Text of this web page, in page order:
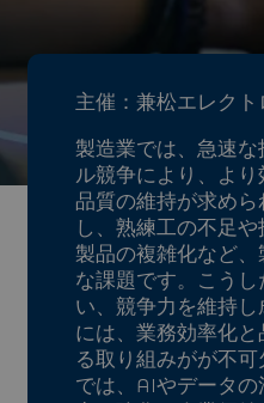
主催：兼松エレク
製造業では、急速
ル競争により、よ
品質の維持が求め
し、熟練工の不足や
製品の複雑化など
な課題です。こう
い、競争力を維持
には、業務効率化
る取り組みがが不
では、AIやデータ